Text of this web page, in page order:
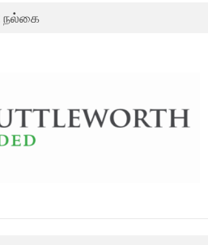
நல்கை